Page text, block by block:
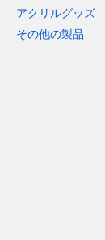
アクリルグッズ
その他の製品